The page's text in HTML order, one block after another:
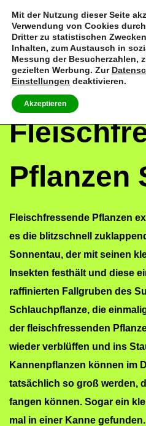
S
k
i
o
n
v
g
t
n
S
k
i
o
c
n
e
t
Pflanzen
Fleischfressende Pflanzen
es die blitzschnell
Sonnentau, der mit seinen
Insekten festhält und diese
raffinierten Fallgruben des
Schlauchpflanze, die
der fleischfressenden
wieder verblüffen und ins
Kannenpflanzen können im
tatsächlich so groß werden,
fangen können. Sogar ein
mal in einer Kanne
Mit der Nutzung dieser Seite
Verwendung von Cookies
Dritter zu statistischen
Inhalten, zum Austausch in
Messung der Besucherzahlen,
gezielten Werbung. Zur
Einstellungen deaktivieren.
Akzeptieren